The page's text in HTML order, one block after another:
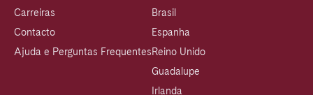
Carreiras
Contacto
Ajuda e Perguntas Frequentes
Brasil
Espanha
Reino Unido
Guadalupe
Irlanda